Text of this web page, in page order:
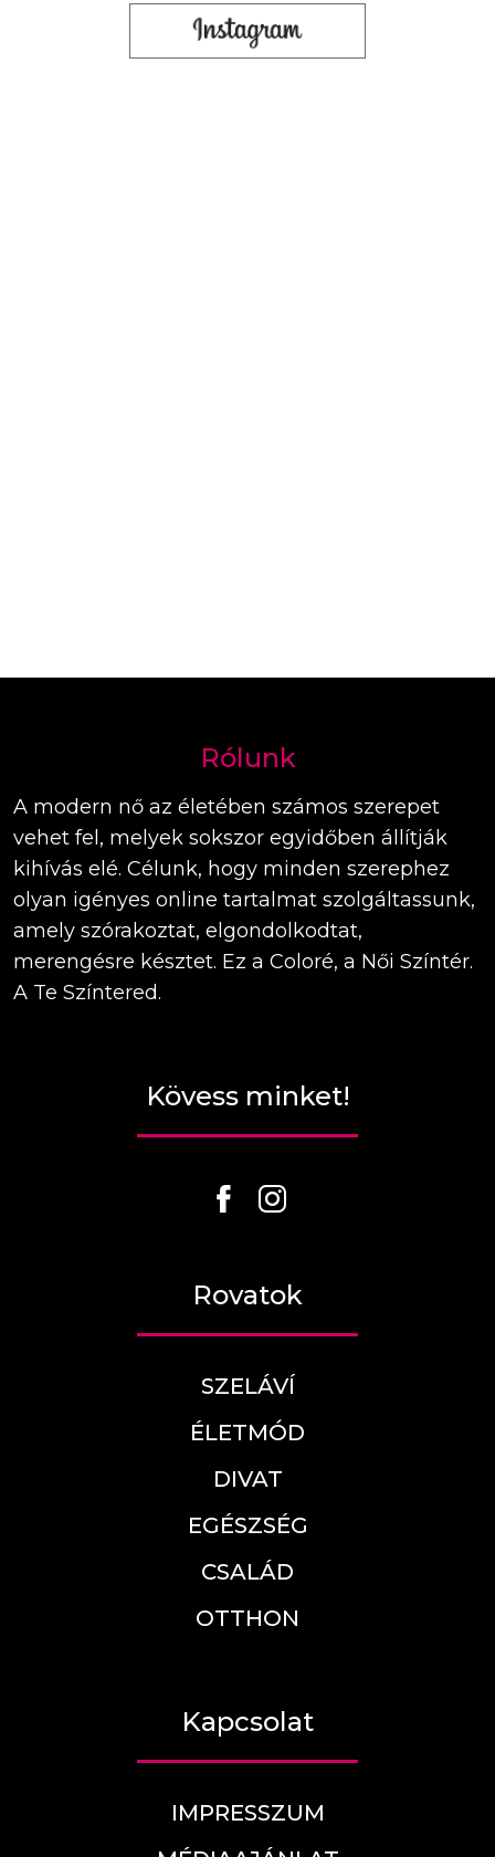
Rólunk
A modern nő az életében számos szerepet
vehet fel, melyek sokszor egyidőben állítják
kihívás elé. Célunk, hogy minden szerephez
olyan igényes online tartalmat szolgáltassunk,
amely szórakoztat, elgondolkodtat,
merengésre késztet. Ez a Coloré, a Női Színtér.
A Te Színtered.
Kövess minket!
Rovatok
SZELÁVÍ
ÉLETMÓD
DIVAT
EGÉSZSÉG
CSALÁD
OTTHON
Kapcsolat
IMPRESSZUM